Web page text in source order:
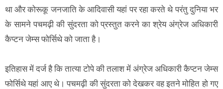
था और कोरूकू जनजाति के आदिवासी यहां पर रहा करते थे परंतु दुनिया भर
के सामने पचमढ़ी की सुंदरता को प्रस्तुत करने का श्रेय अंग्रेज अधिकारी
कैप्टन जेम्स फोर्सिथे को जाता है।
इतिहास में दर्ज है कि तात्या टोपे की तलाश में अंग्रेज अधिकारी कैप्टन जेम्स
फोर्सिथे यहां आए थे। पचमढ़ी की सुंदरता को देखकर वह इतने मोहित हो गए